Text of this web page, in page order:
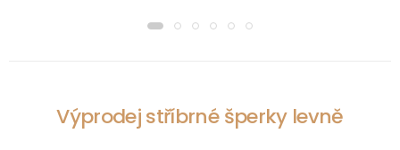
Výprodej stříbrné šperky levně